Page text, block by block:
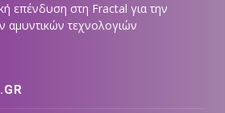
επένδυση στη Fractal για την
τεχνολογιών